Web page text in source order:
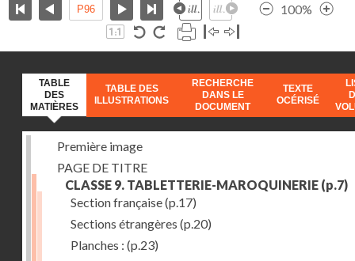
100%
TABLE
DES
MATIÈRES
TABLE DES
ILLUSTRATIONS
RECHERCHE
DANS LE
DOCUMENT
TEXTE
OCÉRISÉ
Première image
PAGE DE TITRE
CLASSE 9. TABLETTERIE-MAROQUINERIE (p.7)
Section française(p.17)
Sections étrangères (p.20)
Planches : (p.23)